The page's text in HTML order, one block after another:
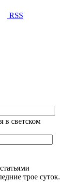
RSS
в светском
трое суток.